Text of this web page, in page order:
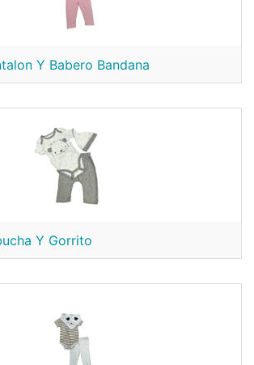
Y Babero Bandana
Y Gorrito